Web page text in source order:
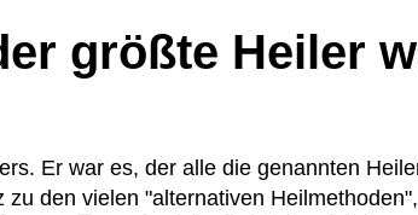
größte Heiler
Er war es, der alle die genannten
den vielen "alternativen